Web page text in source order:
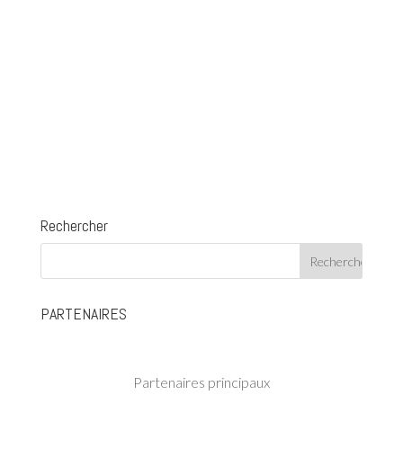
Rechercher
PARTENAIRES
Partenaires principaux